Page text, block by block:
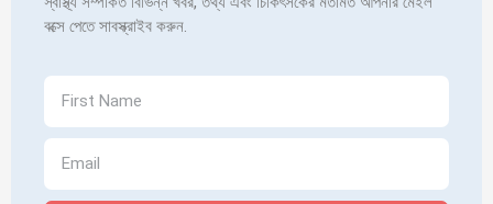
বক্সে পেতে সাবস্ক্রাইব করুন.